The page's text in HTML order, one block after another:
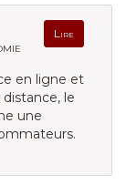
Lire
en ligne et
le
une